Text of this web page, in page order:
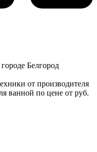
Белгород
от производителя
ванной по цене от руб.